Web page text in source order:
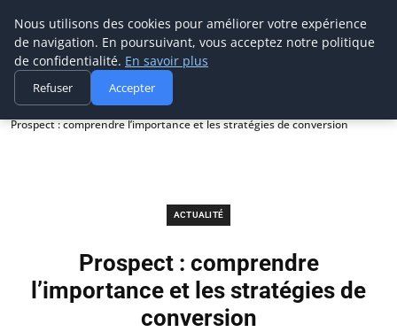
Prospection Pro
Accueil
Actualité
Prospect : comprendre l’importance et les stratégies de conversion
ACTUALITÉ
Prospect : comprendre
l’importance et les stratégies de
conversion
Nous utilisons des cookies pour améliorer votre expérience
de navigation. En poursuivant, vous acceptez notre politique
de confidentialité. En savoir plus
Refuser Accepter